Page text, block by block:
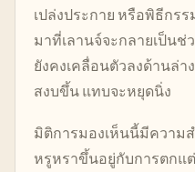
เปล่งประกาย หรือพิธีกร
มาที่เลานจ์จะกลายเป็นช่
ยังคงเคลื่อนตัวลงด้านล่า
สงบขึ้น แทบจะหยุดนิ่ง
มิติการมองเห็นนี้มีความ
หรูหราขึ้นอยู่กับการตกแ